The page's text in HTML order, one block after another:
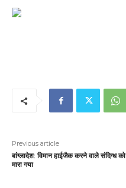
Previous article
बांग्लादेश: विमान हाईजैक करने वाले संदिग्ध को
मारा गया